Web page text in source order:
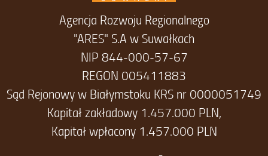
Agencja Rozwoju Regionalnego
"ARES" S.A w Suwałkach
NIP 844-000-57-67
REGON 005411883
Sąd Rejonowy w Białymstoku KRS nr 0000051749
Kapitał zakładowy 1.457.000 PLN,
Kapitał wpłacony 1.457.000 PLN